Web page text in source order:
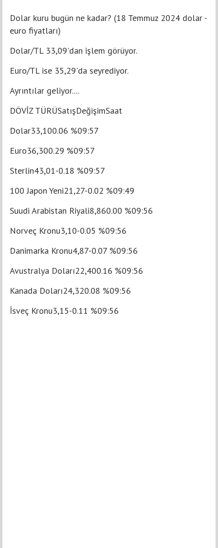
Dolar kuru bugün ne kadar? (18 Temmuz 2024 dolar -
euro fiyatları)
Dolar/TL 33,09'dan işlem görüyor.
Euro/TL ise 35,29'da seyrediyor.
Ayrıntılar geliyor....
DÖVİZ TÜRÜSatışDeğişimSaat
Dolar33,100.06 %09:57
Euro36,300.29 %09:57
Sterlin43,01-0.18 %09:57
100 Japon Yeni21,27-0.02 %09:49
Suudi Arabistan Riyali8,860.00 %09:56
Norveç Kronu3,10-0.05 %09:56
Danimarka Kronu4,87-0.07 %09:56
Avustralya Doları22,400.16 %09:56
Kanada Doları24,320.08 %09:56
İsveç Kronu3,15-0.11 %09:56